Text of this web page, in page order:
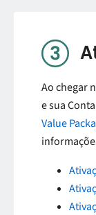
Ao chegar
e sua
Value